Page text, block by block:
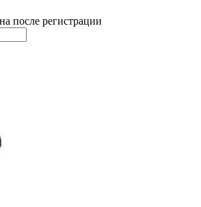
после регистрации